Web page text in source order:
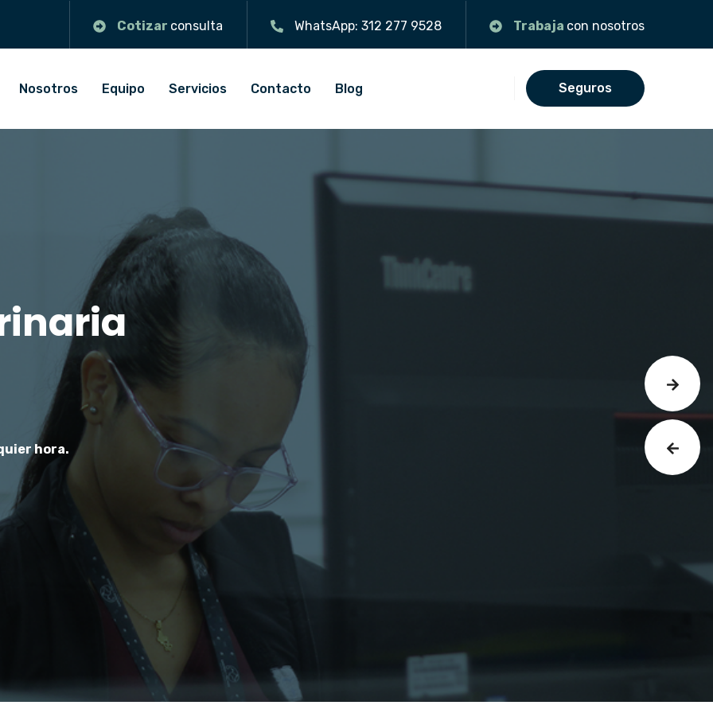
Cotizar consulta WhatsApp: 312 277 9528 Trabaja con nosotros
Nosotros Equipo Servicios Contacto Blog Seguros
hora.
hora.
hora.